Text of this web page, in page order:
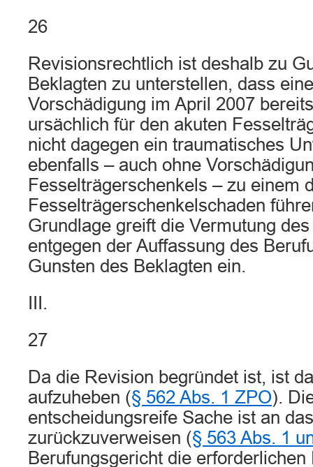
26
Revisionsrechtlich ist deshalb zu
Beklagten zu unterstellen, dass
Vorschädigung im April 2007
ursächlich für den akuten
nicht dagegen ein traumatisches
ebenfalls – auch ohne
Fesselträgerschenkels – zu einem
Fesselträgerschenkelschaden
Grundlage greift die Vermutung
entgegen der Auffassung des
Gunsten des Beklagten ein.
III.
27
Da die Revision begründet ist, ist
aufzuheben (§ 562 Abs. 1 ZPO).
entscheidungsreife Sache ist an
zurückzuverweisen (§ 563 Abs. 1
Berufungsgericht die